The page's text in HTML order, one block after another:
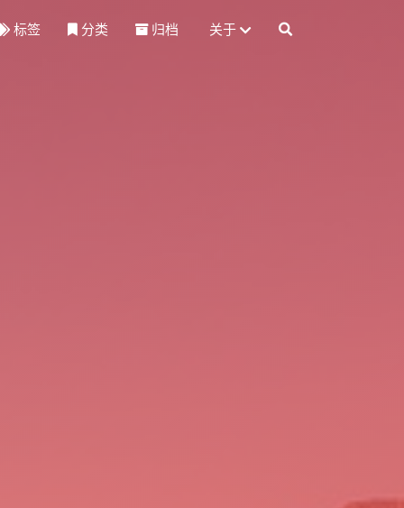
标签 分类 归档 关于